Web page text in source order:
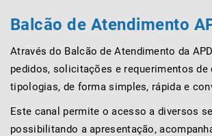
Balcão de Atendimento
Através do Balcão de Atendimento da
pedidos, solicitações e requerimentos de
tipologias, de forma simples, rápida e
Este canal permite o acesso a diversos
possibilitando a apresentação,